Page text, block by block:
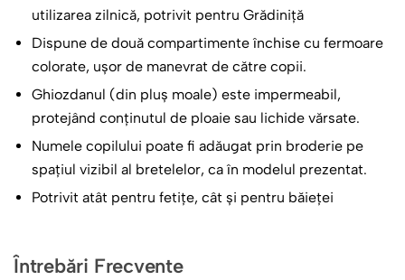
utilizarea zilnică, potrivit pentru Grădiniță
Dispune de două compartimente închise cu fermoare
colorate, ușor de manevrat de către copii.
Ghiozdanul (din pluș moale) este impermeabil,
protejând conținutul de ploaie sau lichide vărsate.
Numele copilului poate fi adăugat prin broderie pe
spațiul vizibil al bretelelor, ca în modelul prezentat.
Potrivit atât pentru fetițe, cât și pentru băieței
Întrebări Frecvente